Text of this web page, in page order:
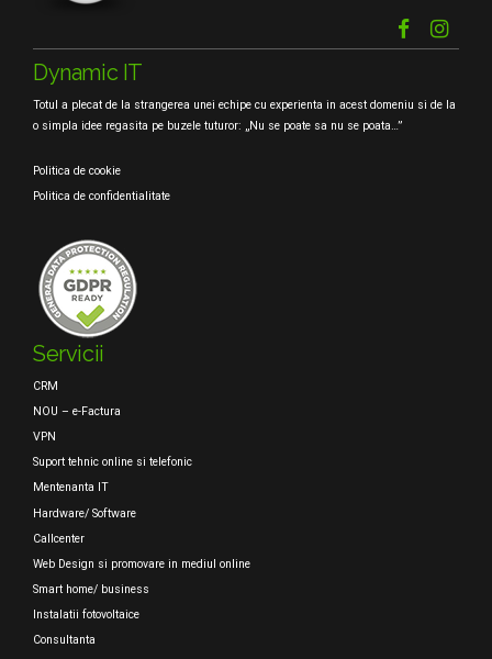
Dynamic IT
Totul a plecat de la strangerea unei echipe cu experienta in acest domeniu si de la
o simpla idee regasita pe buzele tuturor: „Nu se poate sa nu se poata…”
Politica de cookie
Politica de confidentialitate
Servicii
CRM
NOU – e-Factura
VPN
Suport tehnic online si telefonic
Mentenanta IT
Hardware/ Software
Callcenter
Web Design si promovare in mediul online
Smart home/ business
Instalatii fotovoltaice
Consultanta